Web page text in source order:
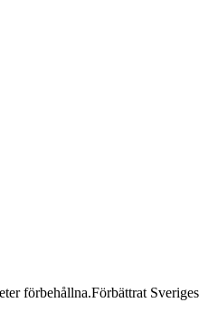
förbehållna.Förbättrat Sveriges